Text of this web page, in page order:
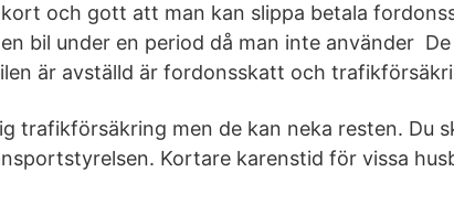
och gott att man kan slippa betala
bil under en period då man inte använder
är avställd är fordonsskatt och
trafikförsäkring men de kan neka resten. Du
Kortare karenstid för vissa